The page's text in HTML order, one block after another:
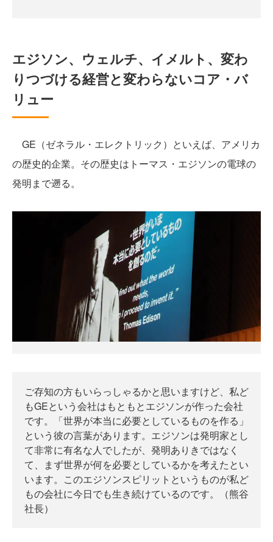
エジソン、ウェルチ、イメルト、変わ
りつづける経営と変わらないコア・バ
リュー
GE（ゼネラル・エレクトリック）といえば、アメリカ
の歴史的企業。その歴史はトーマス・エジソンの電球の
発明まで遡る。
ご存知の方もいらっしゃるかと思いますけど、私ど
もGEという会社はもともとエジソンが作った会社
です。「世界が本当に必要としているものを作る」
という彼の言葉があります。エジソンは発明家とし
て非常に有名な人でしたが、発明ありきではなく
て、まず世界が何を必要としているかを考えたとい
います。このエジソンスピリットというものが私ど
もの会社に今日でも生き続けているのです。（熊谷
社長）